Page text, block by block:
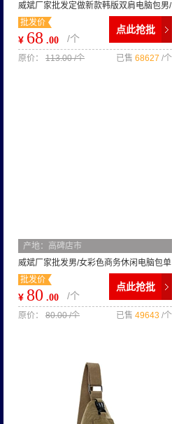
威斌厂家批发定做新款韩版双肩电脑包男/
女手提电脑包15寸0116
批发价
¥ 68 .00 /个
点此抢批
已售 68627 /个
原价： 113.00 /个
产地：高碑店市
威斌厂家批发男/女彩色商务休闲电脑包单
肩手提笔记本电脑包0722
批发价
¥ 80 .00 /个
点此抢批
已售 49643 /个
原价： 80.00 /个